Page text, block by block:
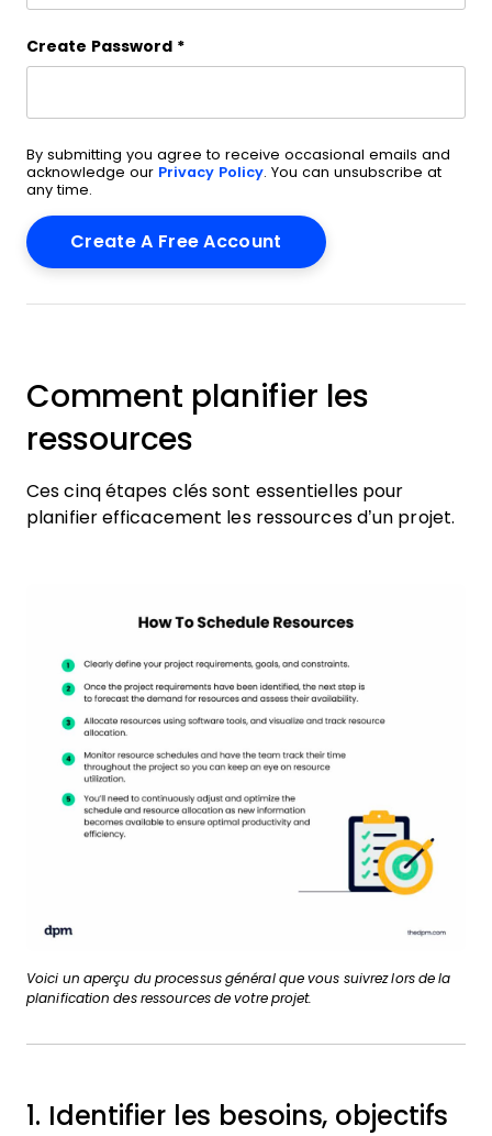
Create Password *
By submitting you agree to receive occasional emails and
acknowledge our Privacy Policy. You can unsubscribe at
any time.
Comment planifier les
ressources
Ces cinq étapes clés sont essentielles pour
planifier efficacement les ressources d’un projet.
Voici un aperçu du processus général que vous suivrez lors de la
planification des ressources de votre projet.
1. Identifier les besoins, objectifs